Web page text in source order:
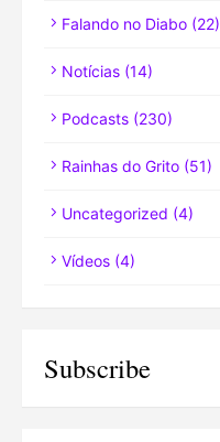
Falando no Diabo (22)
Notícias (14)
Podcasts (230)
Rainhas do Grito (51)
Uncategorized (4)
Vídeos (4)
Subscribe